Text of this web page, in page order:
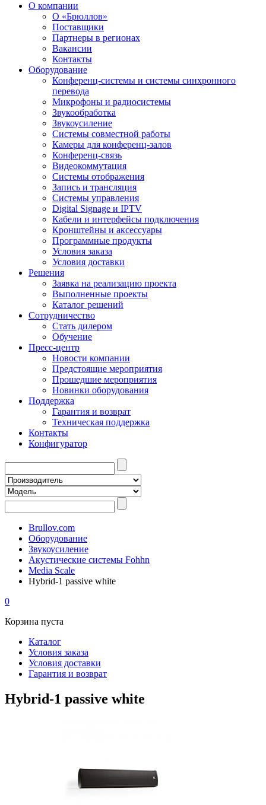
О компании
О «Брюллов»
Поставщики
Партнеры в регионах
Вакансии
Контакты
Оборудование
Конференц-системы и системы синхронного
перевода
Микрофоны и радиосистемы
Звукообработка
Звукоусиление
Системы совместной работы
Камеры для конференц-залов
Конференц-связь
Видеокоммутация
Системы отображения
Запись и трансляция
Системы управления
Digital Signage и IPTV
Кабели и интерфейсы подключения
Кронштейны и аксессуары
Программные продукты
Условия заказа
Условия доставки
Решения
Заявка на реализацию проекта
Выполненные проекты
Каталог решений
Сотрудничество
Стать дилером
Обучение
Пресс-центр
Новости компании
Предстоящие мероприятия
Прошедшие мероприятия
Новинки оборудования
Поддержка
Гарантия и возврат
Техническая поддержка
Контакты
Конфигуратор
Brullov.com
Оборудование
Звукоусиление
Акустические системы Fohhn
Media Scale
Hybrid-1 passive white
0
Корзина пуста
Каталог
Условия заказа
Условия доставки
Гарантия и возврат
Hybrid-1 passive white